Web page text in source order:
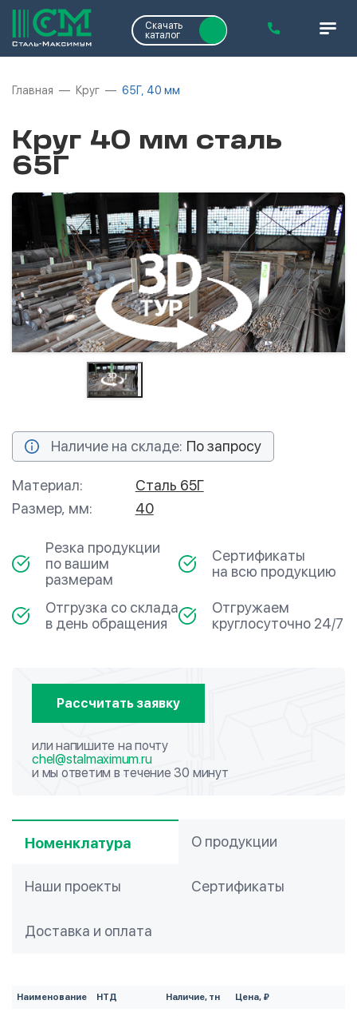
Скачать
каталог
Главная Круг 65Г, 40 мм
Круг 40 мм сталь
65Г
Наличие на складе: По запросу
Материал:
Сталь 65Г
Размер, мм:
40
Резка продукции
по вашим
размерам
Сертификаты
на всю продукцию
Отгрузка со склада
в день обращения
Отгружаем
круглосуточно 24/7
Рассчитать заявку
или напишите на почту
chel@stalmaximum.ru
и мы ответим в течение 30 минут
Номенклатура О продукции
Наши проекты Сертификаты
Доставка и оплата
Наименование НТД Наличие, тн Цена, ₽